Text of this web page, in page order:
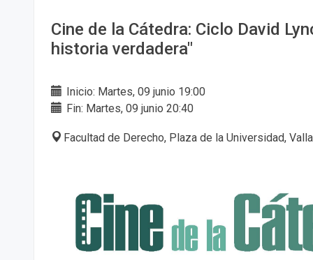
Cine de la Cátedra: Ciclo David
historia verdadera"
Inicio: Martes, 09 junio 19:00
Fin: Martes, 09 junio 20:40
Facultad de Derecho, Plaza de la Universidad,